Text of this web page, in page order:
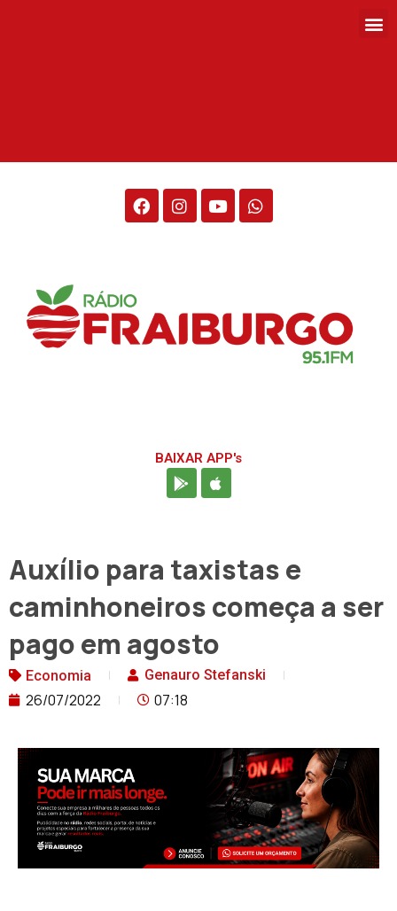
BAIXAR APP's
Auxílio para taxistas e
caminhoneiros começa a ser
pago em agosto
Economia Genauro Stefanski
26/07/2022 07:18